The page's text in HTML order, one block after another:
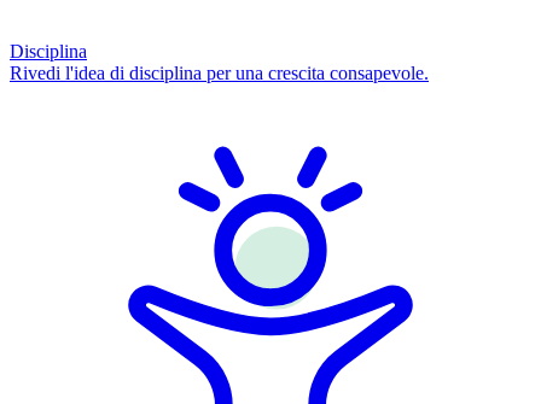
Disciplina
Rivedi l'idea di disciplina per una crescita consapevole.